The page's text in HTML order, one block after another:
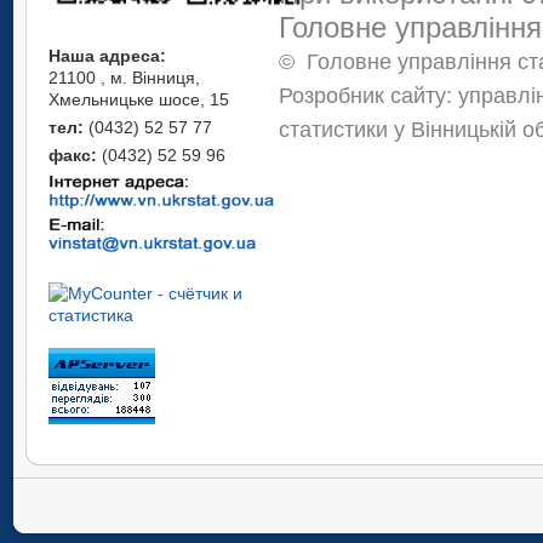
Наша адреса:
21100 , м. Вінниця,
Хмельницьке шосе, 15
тел: (0432) 52 57 77
факс: (0432) 52 59 96
Головне
© Головне управління
Розробник сайту:
статистики у Вінницькій